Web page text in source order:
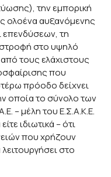
την εμπορική
ολοένα αυξανόμενης
επενδύσεων, τη
στο υψηλό
τους ελάχιστους
που
πρόοδο δείχνει
οποία το σύνολο των
– μέλη του Ε.Σ.Α.Κ.Ε.
ιδιωτικά – ότι
που χρήζουν
στο